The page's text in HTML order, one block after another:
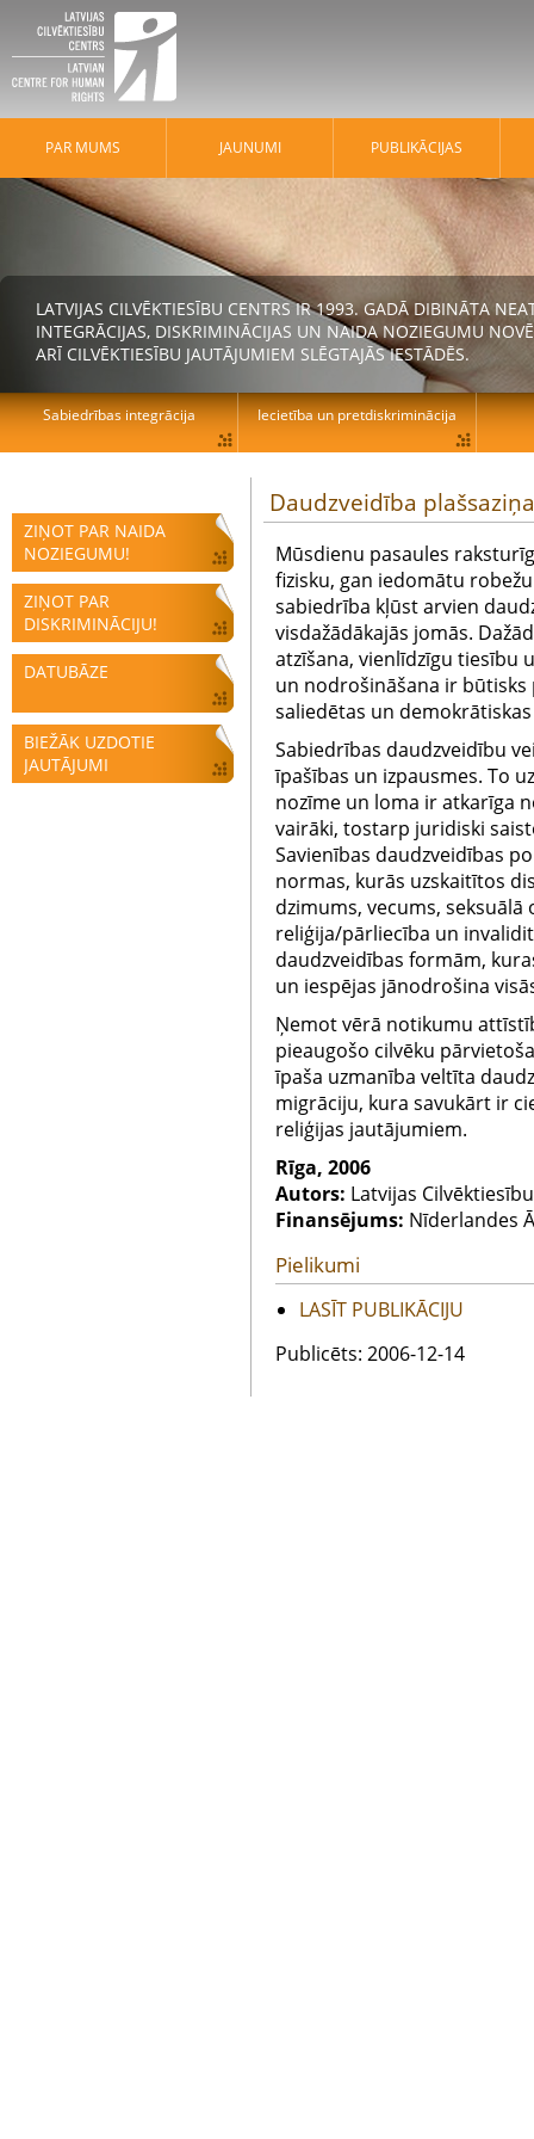
ZIŅOT PAR NAIDA
NOZIEGUMU!
ZIŅOT PAR
DISKRIMINĀCIJU!
DATUBĀZE
BIEŽĀK UZDOTIE
JAUTĀJUMI
Daudzveidība
Mūsdienu pasaules
fizisku, gan iedomātu
sabiedrība kļūst arvien
visdažādākajās jomās.
atzīšana, vienlīdzīgu tiesību
un nodrošināšana ir
saliedētas un
Sabiedrības daudzveidību
īpašības un izpausmes. To
nozīme un loma ir atkarīga
vairāki, tostarp juridiski
Savienības daudzveidības
normas, kurās uzskaitītos
dzimums, vecums,
reliģija/pārliecība un
daudzveidības formām,
un iespējas jānodrošina
Ņemot vērā notikumu
pieaugošo cilvēku
īpaša uzmanība veltīta
migrāciju, kura savukārt ir
reliģijas jautājumiem.
Rīga, 2006
Autors: Latvijas
Finansējums: Nīderlandes
Pielikumi
LASĪT PUBLIKĀCIJU
Publicēts: 2006-12-14
PAR MUMS JAUNUMI PUBLIKĀCIJAS
LATVIJAS CILVĒKTIESĪBU CENTRS IR 1993. GADĀ DIBINĀTA
INTEGRĀCIJAS, DISKRIMINĀCIJAS UN NAIDA NOZIEGUMU
ARĪ CILVĒKTIESĪBU JAUTĀJUMIEM SLĒGTAJĀS IESTĀDĒS.
Sabiedrības integrācija Iecietība un pretdiskriminācija